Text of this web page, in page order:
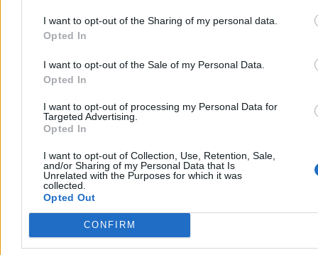
I want to opt-out of the Sharing of my personal data.
Opted In
I want to opt-out of the Sale of my Personal Data.
Opted In
I want to opt-out of processing my Personal Data for
Targeted Advertising.
Opted In
I want to opt-out of Collection, Use, Retention, Sale,
and/or Sharing of my Personal Data that Is
Unrelated with the Purposes for which it was
collected.
Opted Out
CONFIRM
Świat